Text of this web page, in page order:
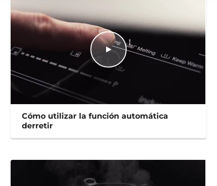
Cómo utilizar la función automática
derretir